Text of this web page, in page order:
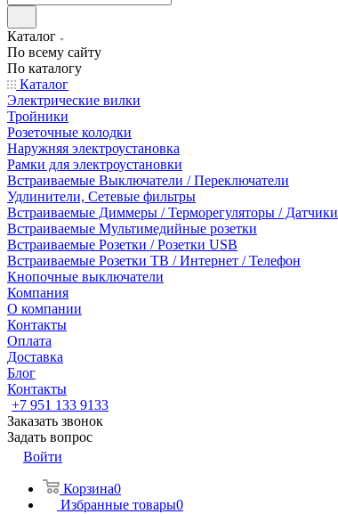
Каталог
По всему сайту
По каталогу
Каталог
Электрические вилки
Тройники
Розеточные колодки
Наружняя электроустановка
Рамки для электроустановки
Встраиваемые Выключатели / Переключатели
Удлинители, Сетевые фильтры
Встраиваемые Диммеры / Терморегуляторы / Датчики
Встраиваемые Мультимедийные розетки
Встраиваемые Розетки / Розетки USB
Встраиваемые Розетки ТВ / Интернет / Телефон
Кнопочные выключатели
Компания
О компании
Контакты
Оплата
Доставка
Блог
Контакты
+7 951 133 9133
Заказать звонок
Задать вопрос
Войти
Корзина0
Избранные товары0